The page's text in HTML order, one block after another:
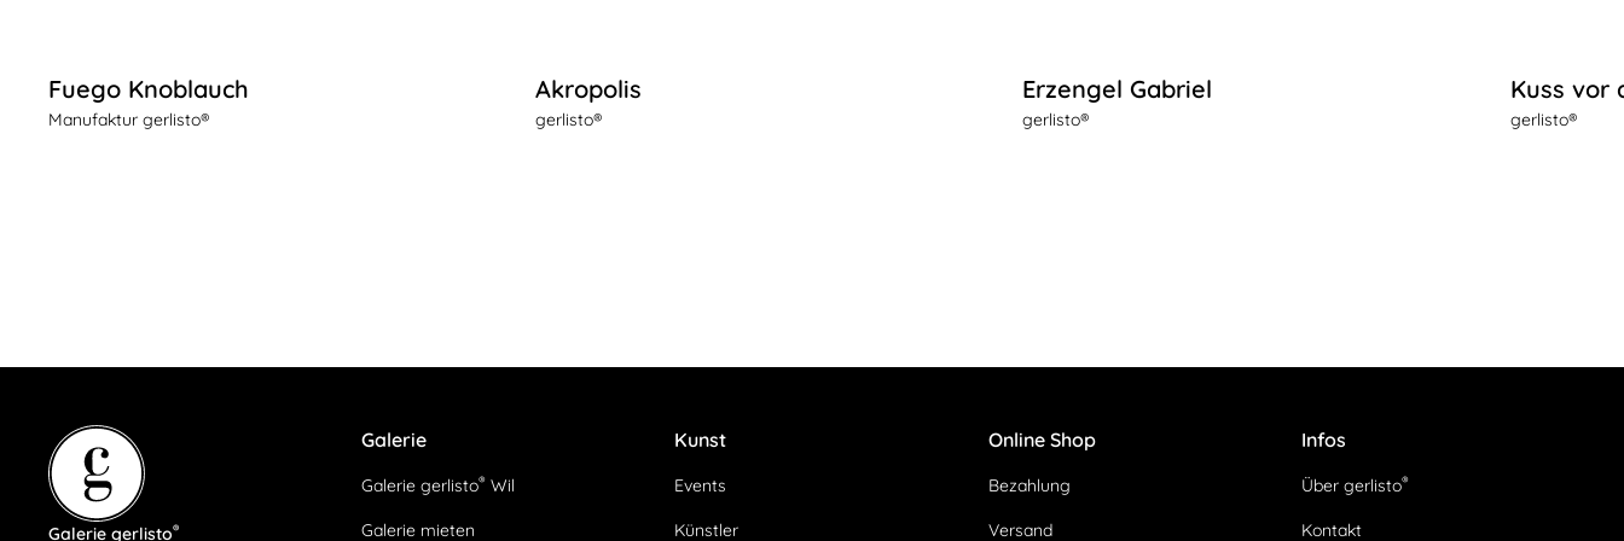
Fuego Knoblauch
Manufaktur gerlisto®
Akropolis
gerlisto®
Erzengel Gabriel
gerlisto®
Kuss vor
gerlisto®
Galerie gerlisto®
Galerie
Galerie gerlisto® Wil
Galerie mieten
Kunst
Events
Künstler
Online Shop
Bezahlung
Versand
Infos
Über gerlisto®
Kontakt